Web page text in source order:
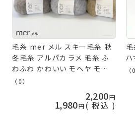
毛糸 mer メル スキー毛糸 秋
冬毛糸 アルパカ ラメ 毛糸 ふ
わふわ かわいい モヘヤ モヘア
くすみカラー 元廣
（0）
2,200
1,980 税込
（